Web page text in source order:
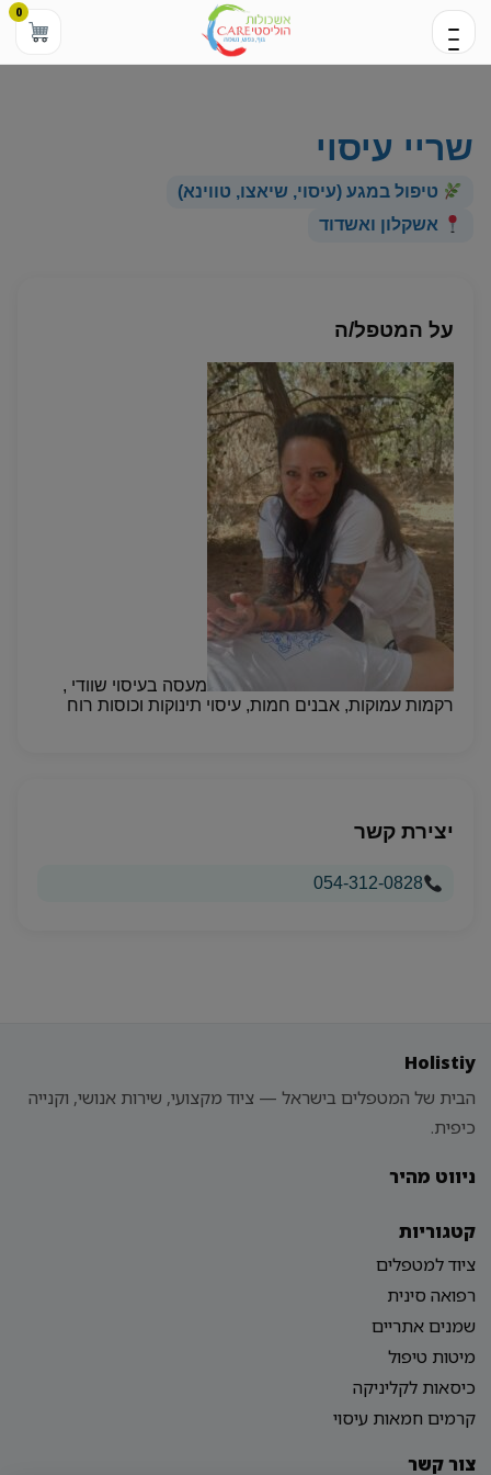
0
שריי עיסוי
טיפול במגע (עיסוי, שיאצו, טווינא)
אשקלון ואשדוד
על המטפל/ה
מעסה בעיסוי שוודי ,
רקמות עמוקות, אבנים חמות, עיסוי תינוקות וכוסות רוח
יצירת קשר
054-312-0828
Holistiy
הבית של המטפלים בישראל — ציוד מקצועי, שירות אנושי, וקנייה
כיפית.
ניווט מהיר
קטגוריות
ציוד למטפלים
רפואה סינית
שמנים אתריים
מיטות טיפול
כיסאות לקליניקה
קרמים חמאות עיסוי
צור קשר